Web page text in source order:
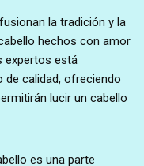
la tradición y la
hechos con amor
expertos está
de calidad, ofreciendo
lucir un cabello
es una parte